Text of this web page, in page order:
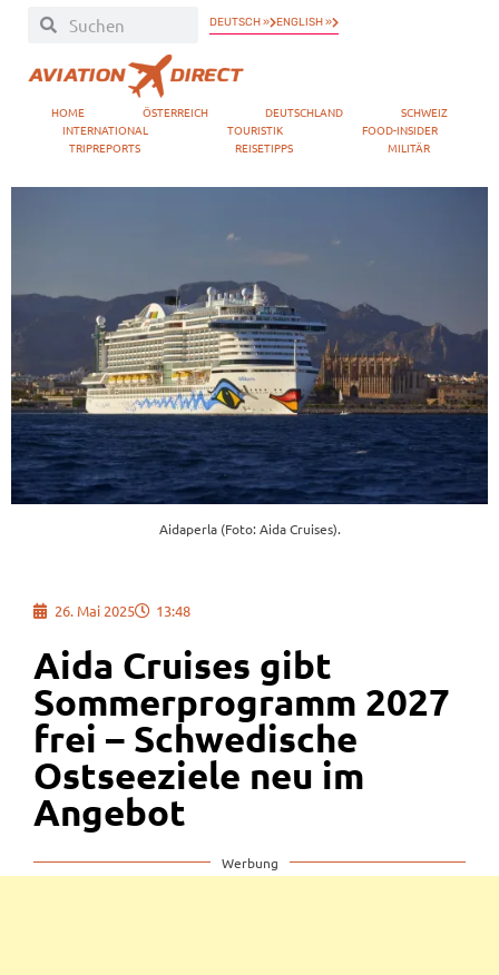
DEUTSCH » ENGLISH »
HOME ÖSTERREICH DEUTSCHLAND
SCHWEIZ
INTERNATIONAL
TOURISTIK
FOOD-INSIDER
TRIPREPORTS
REISETIPPS MILITÄR
Aidaperla (Foto: Aida Cruises).
26. Mai 2025 13:48
Aida Cruises gibt
Sommerprogramm 2027
frei – Schwedische
Ostseeziele neu im
Angebot
Werbung